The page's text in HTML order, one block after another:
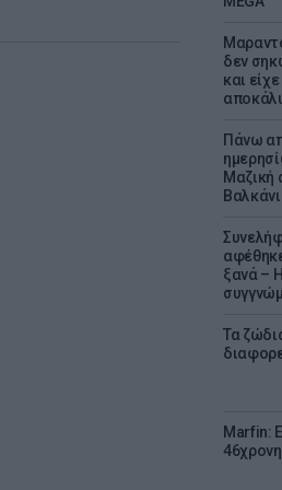
δεν
και
Πάνω
Μαζική
ξανά –
Τα
Marfin: